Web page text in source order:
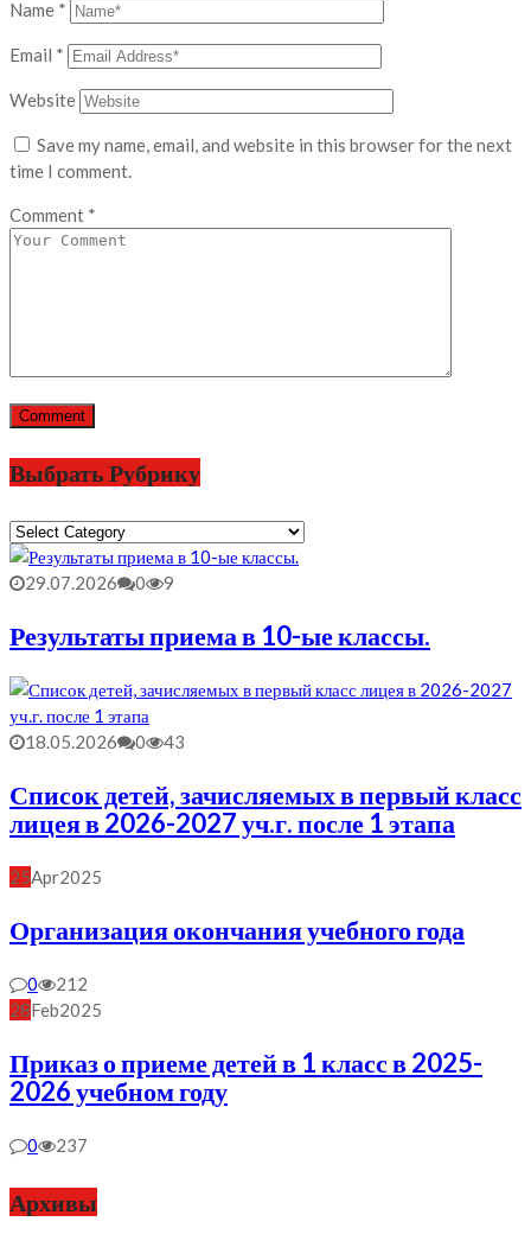
Name *
Email *
Website
Save my name, email, and website in this browser for the next
time I comment.
Comment *
Выбрать Рубрику
Выбрать
Рубрику
29.07.2026
0 9
Результаты приема в 10-ые классы.
18.05.2026 0 43
Список детей, зачисляемых в первый класс
лицея в 2026-2027 уч.г. после 1 этапа
25Apr2025
Организация окончания учебного года
0
212
28Feb2025
Приказ о приеме детей в 1 класс в 2025-
2026 учебном году
0 237
Архивы